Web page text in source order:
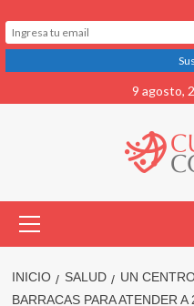
al
9 agosto,
primario
INICIO SALUD
UN
BARRACAS PARA ATENDER